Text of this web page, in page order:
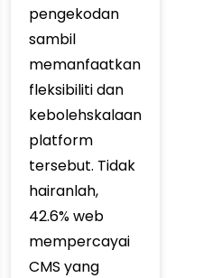
pengekodan
sambil
memanfaatkan
fleksibiliti dan
kebolehskalaan
platform
tersebut. Tidak
hairanlah,
42.6% web
mempercayai
CMS yang